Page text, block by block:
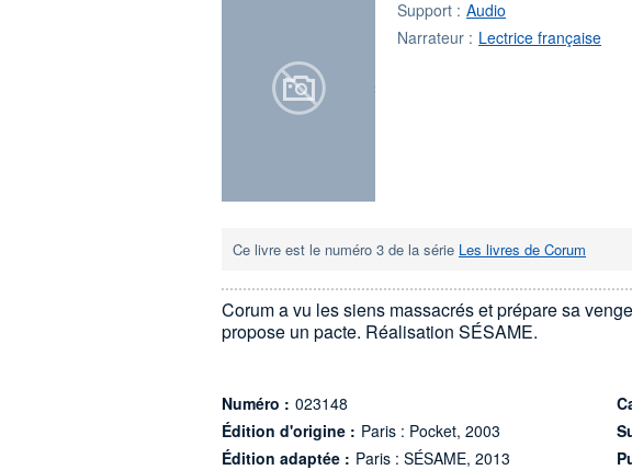
Support : Audio
Narrateur : Lectrice française
Ce livre est le numéro 3 de la série Les livres de Corum
Corum a vu les siens massacrés et prépare sa
propose un pacte. Réalisation SÉSAME.
Numéro : 023148
Édition d'origine : Paris : Pocket, 2003
Édition adaptée : Paris : SÉSAME, 2013